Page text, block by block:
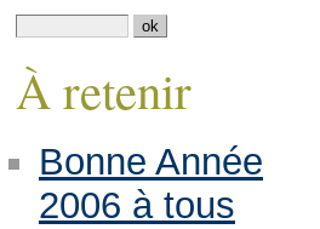
À retenir
Bonne Année
2006 à tous